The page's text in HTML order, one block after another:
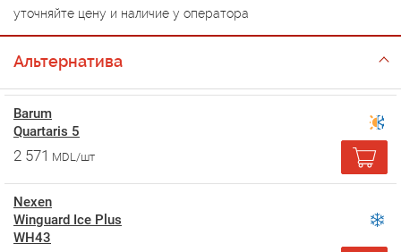
уточняйте цену и наличие у оператора
Альтернатива
Barum
Quartaris 5
2 571 MDL/шт
Nexen
Winguard Ice Plus
WH43